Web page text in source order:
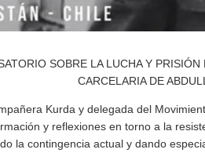
SOBRE LA LUCHA Y
CARCELARIA DE
Kurda y delegada del
y reflexiones en torno a la
la contingencia actual y dando